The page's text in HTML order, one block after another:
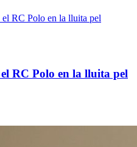
RC Polo en la lluita pel